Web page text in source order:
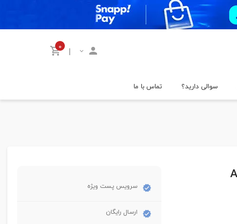
| ۰
سوالی دارید؟ تماس با ما
سرویس پست ویژه
ارسال رایگان